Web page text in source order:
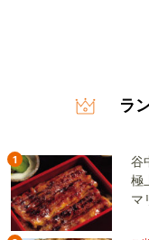
ラ
1
谷
極
マ